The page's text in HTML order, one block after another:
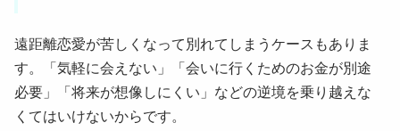
遠距離恋愛が苦しくなって別れてしまうケースもありま
す。「気軽に会えない」「会いに行くためのお金が別途
必要」「将来が想像しにくい」などの逆境を乗り越えな
くてはいけないからです。